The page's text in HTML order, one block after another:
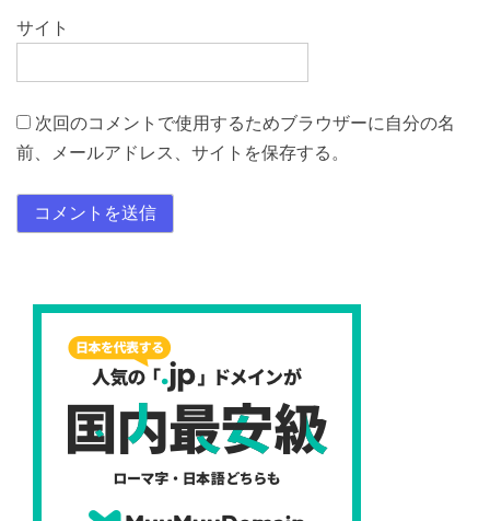
サイト
次回のコメントで使用するためブラウザーに自分の名
前、メールアドレス、サイトを保存する。